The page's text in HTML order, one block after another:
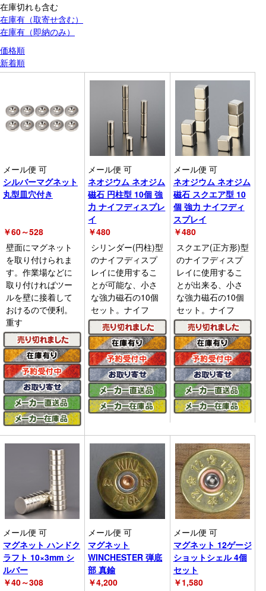
在庫切れも含む
在庫有（取寄せ含む）
在庫有（即納のみ）
価格順
新着順
メール便 可
シルバーマグネット
丸型皿穴付き
￥60～528
壁面にマグネット
を取り付けられま
す。作業場などに
取り付ければツー
ルを壁に接着して
おけるので便利。
重す
メール便 可
ネオジウム ネオジム
磁石 円柱型 10個 強
力 ナイフディスプレ
イ
￥480
シリンダー(円柱)型
のナイフディスプ
レイに使用するこ
とが可能な、小さ
な強力磁石の10個
セット。ナイフ
メール便 可
ネオジウム ネオジム
磁石 スクエア型 10
個 強力 ナイフディ
スプレイ
￥480
スクエア(正方形)型
のナイフディスプ
レイに使用するこ
とが出来る、小さ
な強力磁石の10個
セット。ナイフ
メール便 可
マグネット ハンドク
ラフト 10×3mm シ
ルバー
￥40～308
メール便 可
マグネット
WINCHESTER 弾底
部 真鍮
￥4,200
メール便 可
マグネット 12ゲージ
ショットシェル 4個
セット
￥1,580